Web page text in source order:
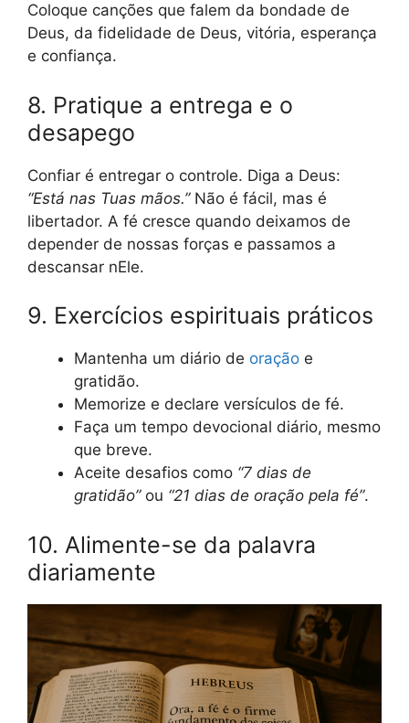
Coloque canções que falem da bondade de
Deus, da fidelidade de Deus, vitória, esperança
e confiança.
8. Pratique a entrega e o
desapego
Confiar é entregar o controle. Diga a Deus:
“Está nas Tuas mãos.”Não é fácil, mas é
libertador. A fé cresce quando deixamos de
depender de nossas forças e passamos a
descansar nEle.
9. Exercícios espirituais práticos
Mantenha um diário de oração e
gratidão.
Memorize e declare versículos de fé.
Faça um tempo devocional diário, mesmo
que breve.
Aceite desafios como “7 dias de
gratidão”ou “21 dias de oração pela fé”.
10. Alimente-se da palavra
diariamente